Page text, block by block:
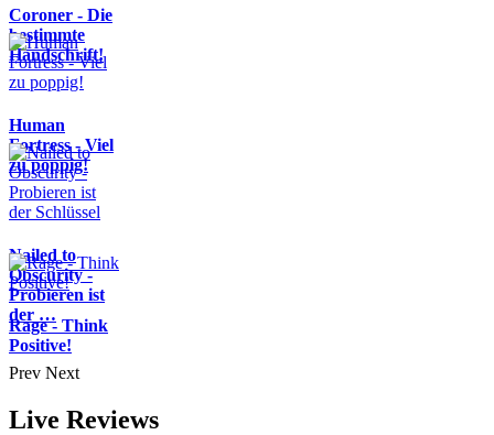
Coroner - Die
bestimmte
Handschrift!
Human
Fortress - Viel
zu poppig!
Nailed to
Obscurity -
Probieren ist
der …
Rage - Think
Positive!
Prev Next
Live Reviews